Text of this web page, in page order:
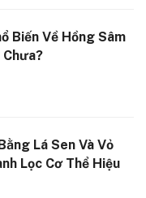
Biến Về Hồng Sâm
Lá Sen Và Vỏ
Lọc Cơ Thể Hiệu